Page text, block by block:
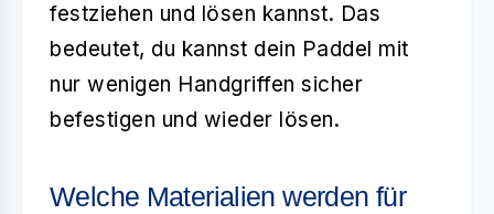
festziehen und lösen kannst. Das
bedeutet, du kannst dein Paddel mit
nur wenigen Handgriffen sicher
befestigen und wieder lösen.
Welche Materialien werden für